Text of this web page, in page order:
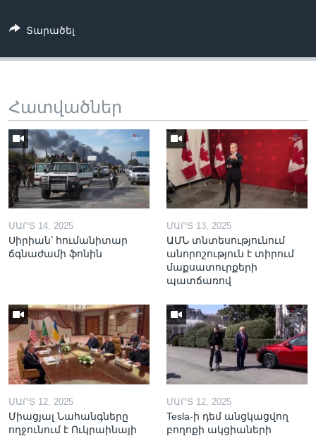
Տարածել
Հատվածներ
ՄԱՐՏ 14, 2025
Սիրիան՝ հումանիտար
ճգնաժամի ֆոնին
ՄԱՐՏ 13, 2025
ԱՄՆ տնտեսությունում
անորոշություն է տիրում
մաքսատուրքերի
պատճառով
ՄԱՐՏ 12, 2025
Միացյալ Նահանգները
ողջունում է Ուկրաինայի
ՄԱՐՏ 12, 2025
Tesla-ի դեմ անցկացվող
բողոքի ակցիաների